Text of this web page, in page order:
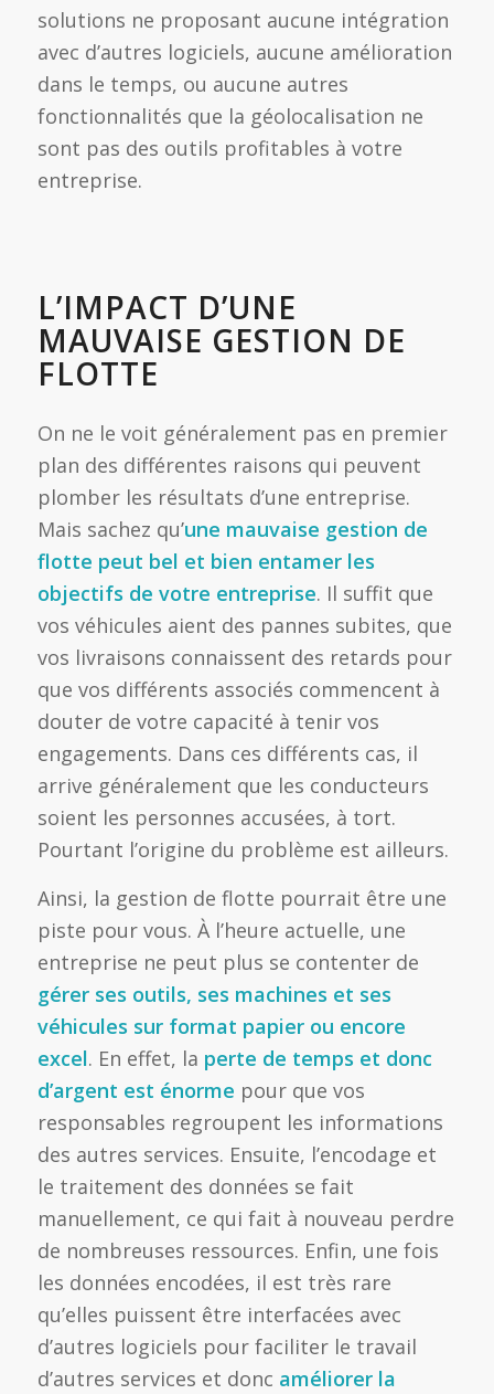
solutions ne proposant aucune intégration
avec d’autres logiciels, aucune amélioration
dans le temps, ou aucune autres
fonctionnalités que la géolocalisation ne
sont pas des outils profitables à votre
entreprise.
L’IMPACT D’UNE
MAUVAISE GESTION DE
FLOTTE
On ne le voit généralement pas en premier
plan des différentes raisons qui peuvent
plomber les résultats d’une entreprise.
Mais sachez qu’une mauvaise gestion de
flotte peut bel et bien entamer les
objectifs de votre entreprise. Il suffit que
vos véhicules aient des pannes subites, que
vos livraisons connaissent des retards pour
que vos différents associés commencent à
douter de votre capacité à tenir vos
engagements. Dans ces différents cas, il
arrive généralement que les conducteurs
soient les personnes accusées, à tort.
Pourtant l’origine du problème est ailleurs.
Ainsi, la gestion de flotte pourrait être une
piste pour vous. À l’heure actuelle, une
entreprise ne peut plus se contenter de
gérer ses outils, ses machines et ses
véhicules sur format papier ou encore
excel. En effet, la perte de temps et donc
d’argent est énorme pour que vos
responsables regroupent les informations
des autres services. Ensuite, l’encodage et
le traitement des données se fait
manuellement, ce qui fait à nouveau perdre
de nombreuses ressources. Enfin, une fois
les données encodées, il est très rare
qu’elles puissent être interfacées avec
d’autres logiciels pour faciliter le travail
d’autres services et donc améliorer la